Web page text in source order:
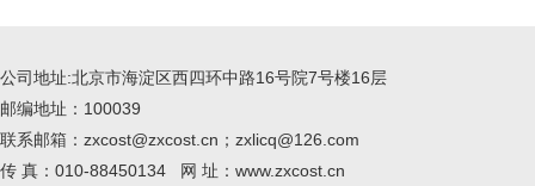
公司地址:北京市海淀区西四环中路16号院7号楼16层
邮编地址：100039
联系邮箱：zxcost@zxcost.cn；zxlicq@126.com
传 真：010-88450134 网 址：www.zxcost.cn